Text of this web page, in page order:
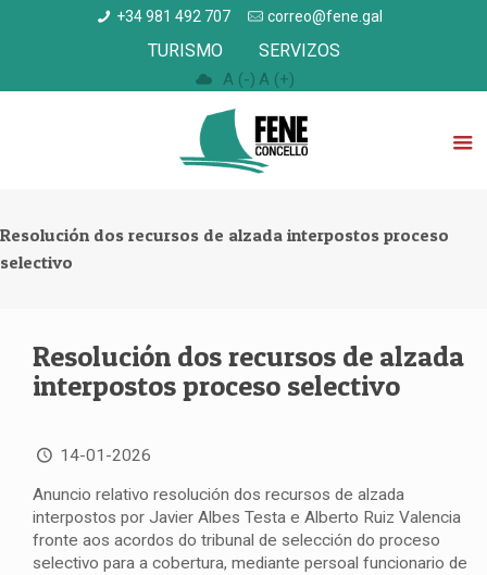
+34 981 492 707 correo@fene.gal
TURISMO SERVIZOS
A (-) A (+)
Resolución dos recursos de alzada interpostos proceso
selectivo
Resolución dos recursos de alzada
interpostos proceso selectivo
14-01-2026
Anuncio relativo resolución dos recursos de alzada
interpostos por Javier Albes Testa e Alberto Ruiz Valencia
fronte aos acordos do tribunal de selección do proceso
selectivo para a cobertura, mediante persoal funcionario de